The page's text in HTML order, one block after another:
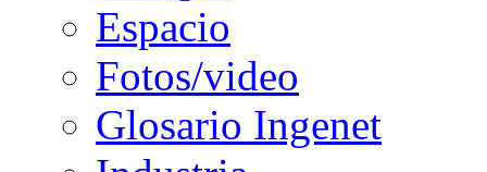
Espacio
Fotos/video
Glosario Ingenet